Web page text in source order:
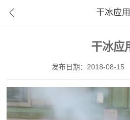
干冰应用
干冰应
发布日期：2018-08-15